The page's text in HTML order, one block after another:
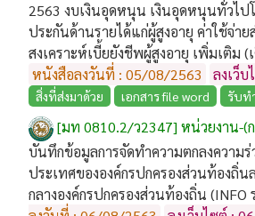
2563 งบเงินอุดหนุน เงินอุดหนุนทั่วไปโ
ประกันด้านรายได้แก่ผู้สูงอายุ ค่าใช้จ่า
สงเคราะห์เบี้ยยังชีพผู้สูงอายุ เพิ่มเติม
หนังสือลงวันที่ : 05/08/2563
ลงเว็
สิ่งที่ส่งมาด้วย เอกสาร file word รับท
[มท 0810.2/ว2347] หน่วยงาน-(
บันทึกข้อมูลการจัดทำความตกลงความร่
ประเทศขององค์กรปกครองส่วนท้องถิ่น
กลางองค์กรปกครองส่วนท้องถิ่น (INFO